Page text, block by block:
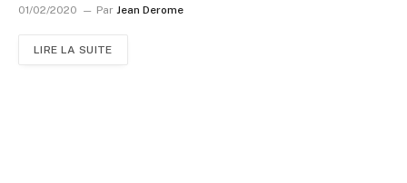
01/02/2020 Par Jean Derome
LIRE LA SUITE